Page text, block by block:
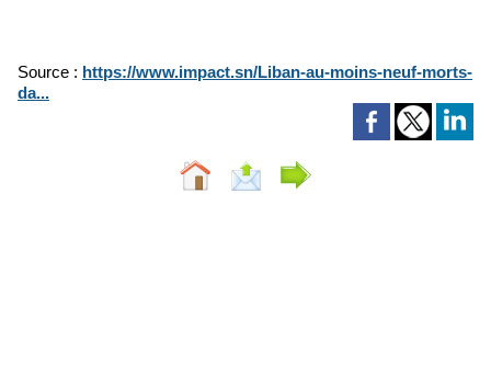
Source : https://www.impact.sn/Liban-au-moins-neuf-morts-
da...